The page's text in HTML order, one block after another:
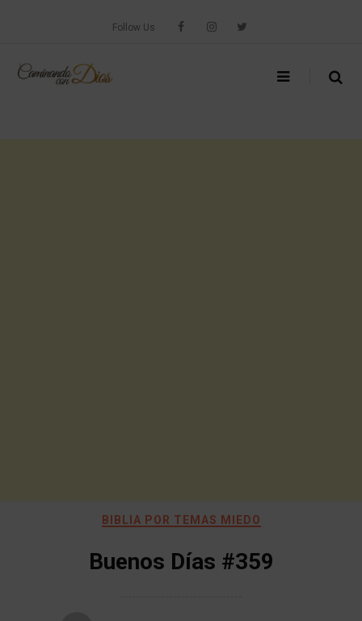
Follow Us
BIBLIA POR TEMAS MIEDO
Buenos Días #359